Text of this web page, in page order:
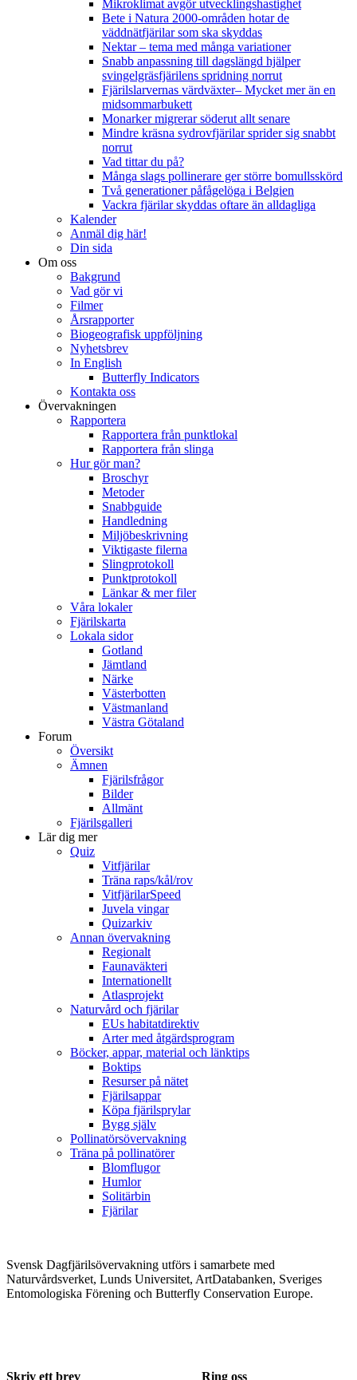
Mikroklimat avgör utvecklingshastighet
Bete i Natura 2000-områden hotar de
väddnätfjärilar som ska skyddas
Nektar – tema med många variationer
Snabb anpassning till dagslängd hjälper
svingelgräsfjärilens spridning norrut
Fjärilslarvernas värdväxter– Mycket mer än en
midsommarbukett
Monarker migrerar söderut allt senare
Mindre kräsna sydrovfjärilar sprider sig snabbt
norrut
Vad tittar du på?
Många slags pollinerare ger större bomullsskörd
Två generationer påfågelöga i Belgien
Vackra fjärilar skyddas oftare än alldagliga
Kalender
Anmäl dig här!
Din sida
Om oss
Bakgrund
Vad gör vi
Filmer
Årsrapporter
Biogeografisk uppföljning
Nyhetsbrev
In English
Butterfly Indicators
Kontakta oss
Övervakningen
Rapportera
Rapportera från punktlokal
Rapportera från slinga
Hur gör man?
Broschyr
Metoder
Snabbguide
Handledning
Miljöbeskrivning
Viktigaste filerna
Slingprotokoll
Punktprotokoll
Länkar & mer filer
Våra lokaler
Fjärilskarta
Lokala sidor
Gotland
Jämtland
Närke
Västerbotten
Västmanland
Västra Götaland
Forum
Översikt
Ämnen
Fjärilsfrågor
Bilder
Allmänt
Fjärilsgalleri
Lär dig mer
Quiz
Vitfjärilar
Träna raps/kål/rov
VitfjärilarSpeed
Juvela vingar
Quizarkiv
Annan övervakning
Regionalt
Faunaväkteri
Internationellt
Atlasprojekt
Naturvård och fjärilar
EUs habitatdirektiv
Arter med åtgärdsprogram
Böcker, appar, material och länktips
Boktips
Resurser på nätet
Fjärilsappar
Köpa fjärilsprylar
Bygg själv
Pollinatörsövervakning
Träna på pollinatörer
Blomflugor
Humlor
Solitärbin
Fjärilar
Svensk Dagfjärilsövervakning utförs i samarbete med
Naturvårdsverket, Lunds Universitet, ArtDatabanken, Sveriges
Entomologiska Förening och Butterfly Conservation Europe.
Skriv ett brev Ring oss